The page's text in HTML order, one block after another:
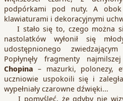
podpórkami pod nuty. A
klawiaturami i dekoracyjnymi
I stało się to, czego można
nastolatków wyłonił się
udostępnionego
Popłynęły fragmenty
Chopina – mazurki, polonezy,
uczniowie uspokoili się i
wypełniały czarowne dźwięki…
I pomyśleć, że gdyby nie